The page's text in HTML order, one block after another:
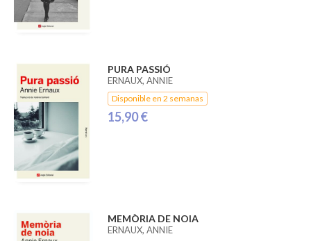
PURA PASSIÓ
ERNAUX, ANNIE
Disponible en 2 semanas
15,90 €
MEMÒRIA DE NOIA
ERNAUX, ANNIE